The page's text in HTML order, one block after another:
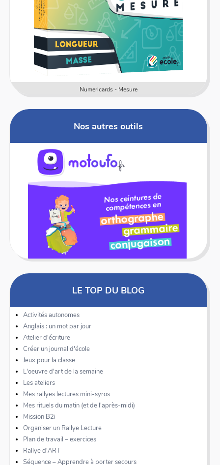
Numericards - Mesure
Nos autres outils
LE TOP DU BLOG
Activités autonomes
Anglais : un mot par jour
Atelier d'écriture
Créer un journal d'école
Jeux pour la classe
L'oeuvre d'art de la semaine
Les ateliers
Mes rallyes lectures mini-syros
Mes rituels du matin (et de l'après-midi)
Mission B2i
Organiser un Rallye Lecture
Plan de travail – exercices
Rallye d'ART
Séquence – Apprendre à porter secours